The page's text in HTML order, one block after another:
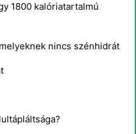
1800 kalóriatartalmú
nincs szénhidrát